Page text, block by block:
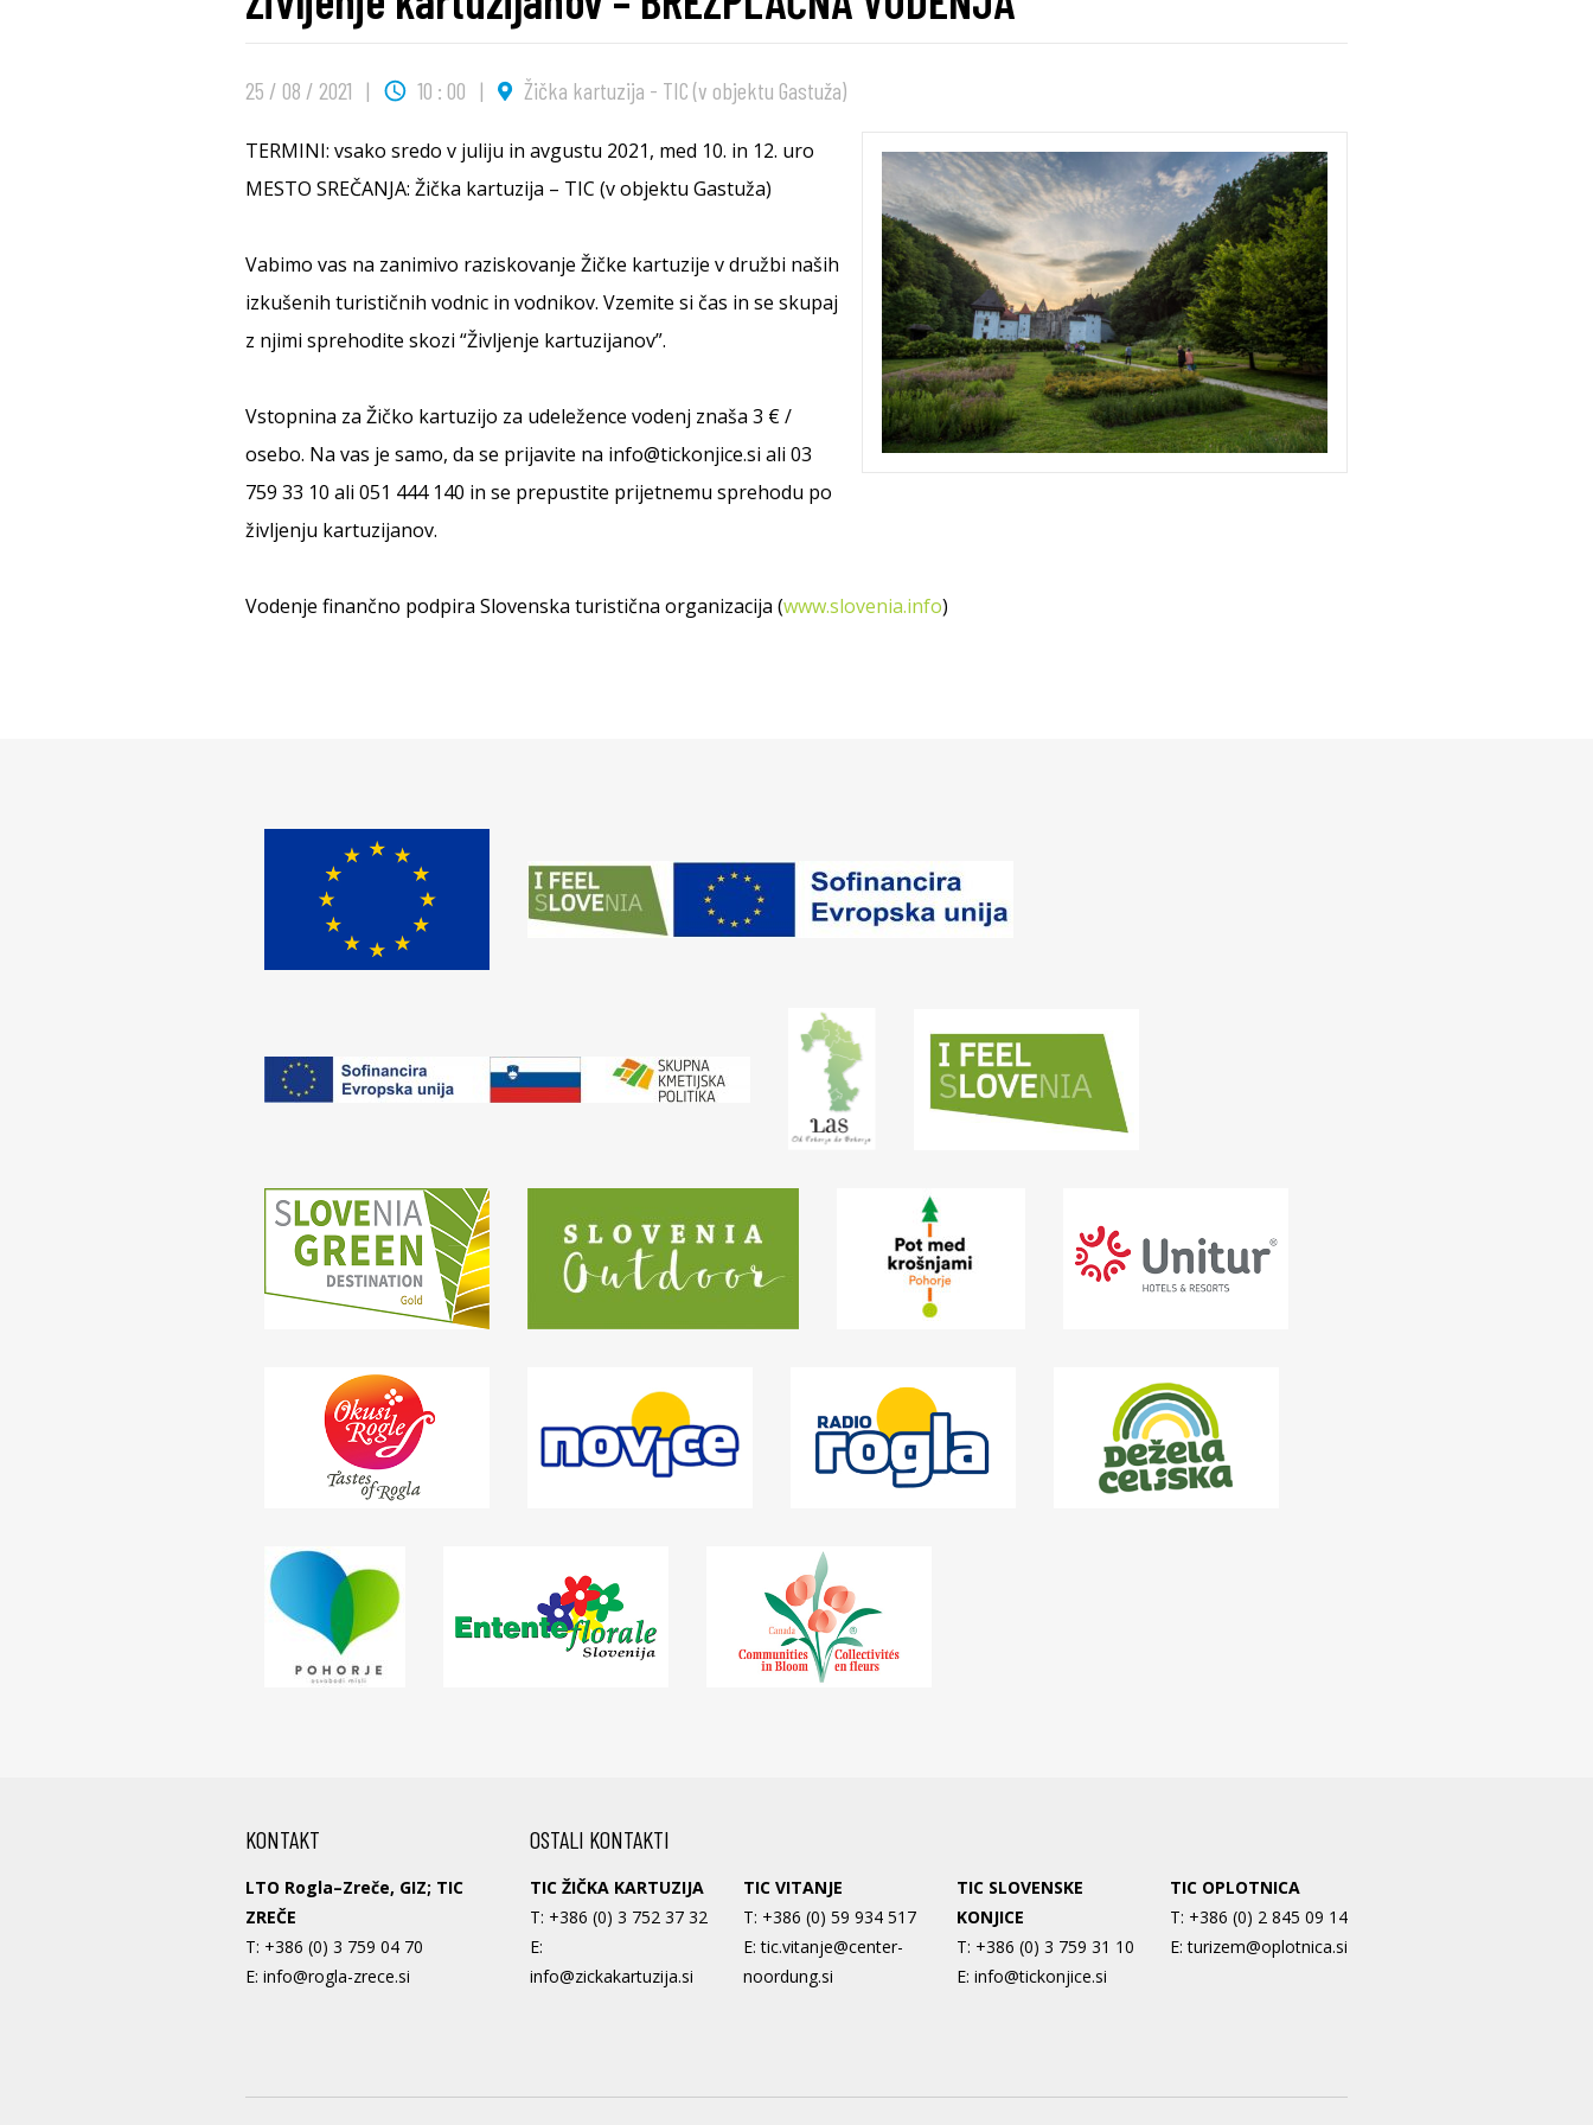
25 / 08 / 2021 10 : 00 Žička kartuzija - TIC (v objektu Gastuža)
TERMINI: vsako sredo v juliju in avgustu 2021, med 10. in 12. uro
MESTO SREČANJA: Žička kartuzija – TIC (v objektu Gastuža)
Vabimo vas na zanimivo raziskovanje Žičke kartuzije v družbi naših
izkušenih turističnih vodnic in vodnikov. Vzemite si čas in se skupaj
z njimi sprehodite skozi “Življenje kartuzijanov”.
Vstopnina za Žičko kartuzijo za udeležence vodenj znaša 3 € /
osebo. Na vas je samo, da se prijavite na info@tickonjice.si ali 03
759 33 10 ali 051 444 140 in se prepustite prijetnemu sprehodu po
življenju kartuzijanov.
Vodenje finančno podpira Slovenska turistična organizacija (www.slovenia.info)
KONTAKT
LTO Rogla–Zreče, GIZ; TIC
ZREČE
T: +386 (0) 3 759 04 70
E: info@rogla-zrece.si
OSTALI KONTAKTI
TIC ŽIČKA KARTUZIJA
T: +386 (0) 3 752 37 32
E:
info@zickakartuzija.si
TIC VITANJE
T: +386 (0) 59 934 517
E:tic.vitanje@center-
noordung.si
TIC SLOVENSKE
KONJICE
T: +386 (0) 3 759 31 10
E: info@tickonjice.si
TIC OPLOTNICA
T: +386 (0) 2 845 09 14
E:turizem@oplotnica.si